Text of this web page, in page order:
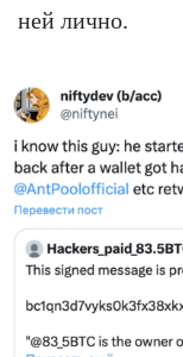
ней лично.